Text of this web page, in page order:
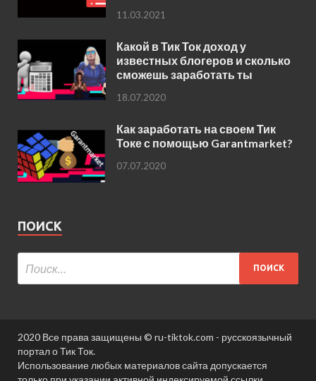
11.03.2021
Какой в Тик Ток доход у
известных блогеров и сколько
сможешь заработать ты
18.07.2020
Как заработать на своем Тик
Токе с помощью Garantmarket?
07.07.2020
ПОИСК
2020 Все права защищены © ru-tiktok.com - русскоязычный
портал о Тик Ток.
Использование любых материалов сайта допускается